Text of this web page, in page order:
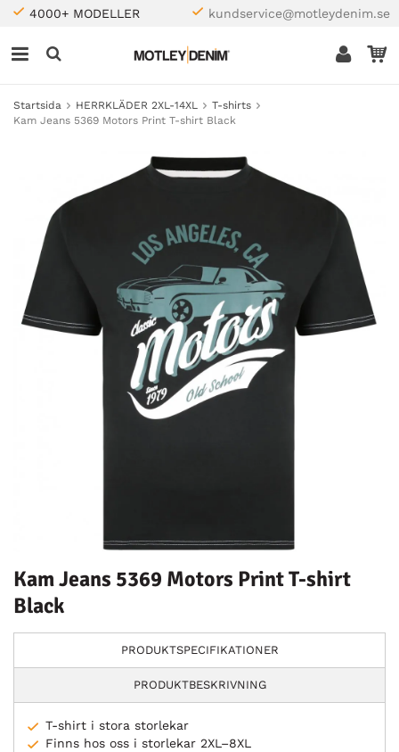
4000+ MODELLER kundservice@motleydenim.se
Startsida HERRKLÄDER 2XL-14XL
T-shirts
Kam Jeans 5369 Motors Print T-shirt Black
Kam Jeans 5369 Motors Print T-shirt
Black
PRODUKTSPECIFIKATIONER
PRODUKTBESKRIVNING
T-shirt i stora storlekar
Finns hos oss i storlekar 2XL–8XL